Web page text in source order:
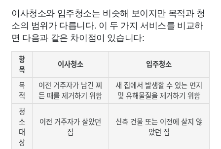
이사청소와 입주청소는 비슷해 보이지만 목적과 청
소의 범위가 다릅니다. 이 두 가지 서비스를 비교하
면 다음과 같은 차이점이 있습니다:
항
목
이사청소 입주청소
목
적
이전 거주자가 남긴 찌
든 때를 제거하기 위함
새 집에서 발생할 수 있는 먼지
및 유해물질을 제거하기 위함
청
소
대
상
이전 거주자가 살았던
집
신축 건물 또는 이전에 살지 않
았던 집